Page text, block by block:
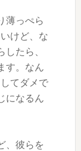
薄っぺら
けど、な
たら、
す。なん
てダメで
になるん
、彼らを